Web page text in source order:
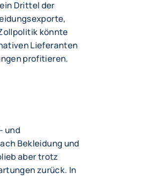
Drittel der
könnte
Lieferanten
profitieren.
und
Bekleidung und
aber trotz
zurück. In